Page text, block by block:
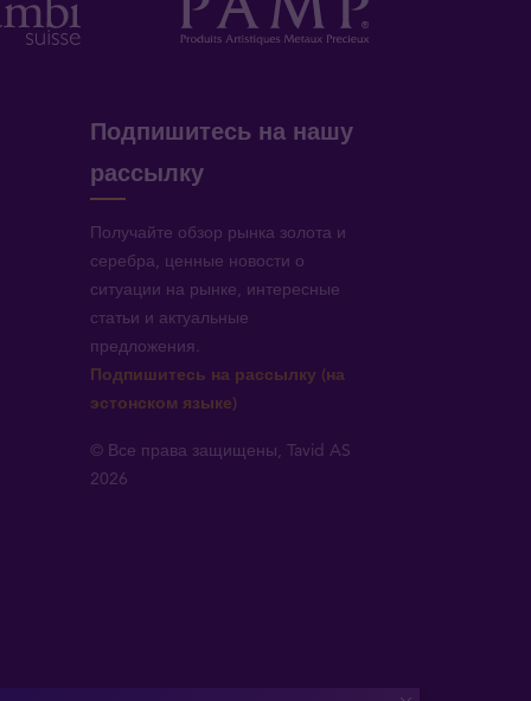
Подпишитесь на нашу
рассылку
Получайте обзор рынка золота и
серебра, ценные новости о
ситуации на рынке, интересные
статьи и актуальные
предложения.
Подпишитесь на рассылку (на
эстонском языке)
© Все права защищены, Tavid AS
2026